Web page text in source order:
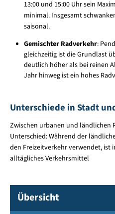
13:00 und 15:00 Uhr sein
minimal. Insgesamt
saisonal.
Gemischter Radverkehr:
gleichzeitig ist die Grundlast
deutlich höher als bei reinen
Jahr hinweg ist ein hohes
Unterschiede in Stadt
Zwischen urbanen und ländlichen
Unterschied: Während der
den Freizeitverkehr verwendet, ist
alltägliches Verkehrsmittel
Übersicht